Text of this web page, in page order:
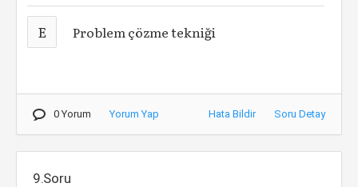
E Problem çözme tekniği
0 Yorum Yorum Yap Hata Bildir Soru Detay
9.Soru